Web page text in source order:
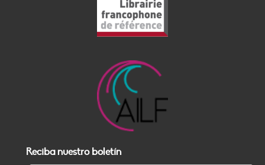
Reciba nuestro boletín